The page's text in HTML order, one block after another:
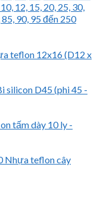
12, 15, 20, 25, 30,
85, 90, 95 đến 250
teflon 12x16 (D12 x
silicon D45 (phi 45 -
tấm dày 10 ly -
Nhựa teflon cây